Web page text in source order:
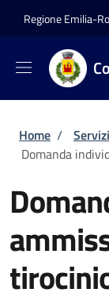
Regione Emilia-
Briciole
Home / Servizi
Domanda